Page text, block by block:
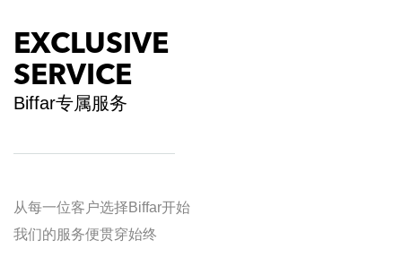
EXCLUSIVE
SERVICE
Biffar专属服务
从每一位客户选择Biffar开始
我们的服务便贯穿始终